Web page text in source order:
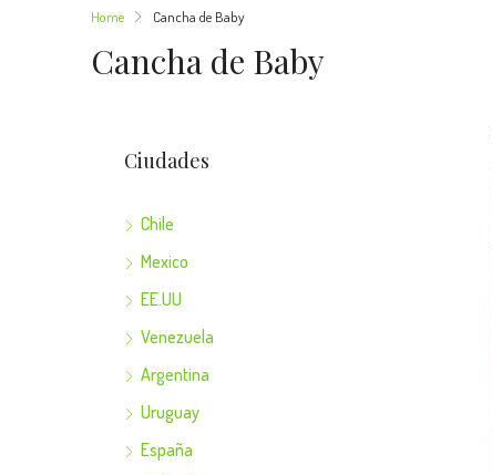
Home Cancha de Baby
Cancha de Baby
Ciudades
Chile
Mexico
EE.UU
Venezuela
Argentina
Uruguay
España